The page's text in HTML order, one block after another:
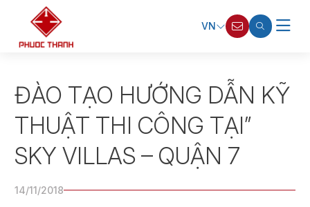
VN
ĐÀO TẠO HƯỚNG DẪN KỸ
THUẬT THI CÔNG TẠI”
SKY VILLAS – QUẬN 7
14/11/2018